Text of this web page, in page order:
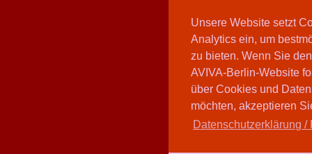
Unsere Website setzt
Analytics ein, um
zu bieten. Wenn Sie
AVIVA-Berlin-Website
über Cookies und
möchten, akzeptieren
Datenschutzerklärung /